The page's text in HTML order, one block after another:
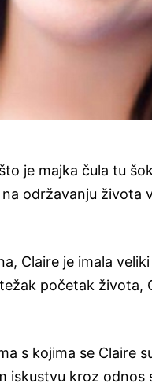
je majka čula tu
održavanju života
Claire je imala
početak života,
s kojima se Claire
iskustvu kroz odnos